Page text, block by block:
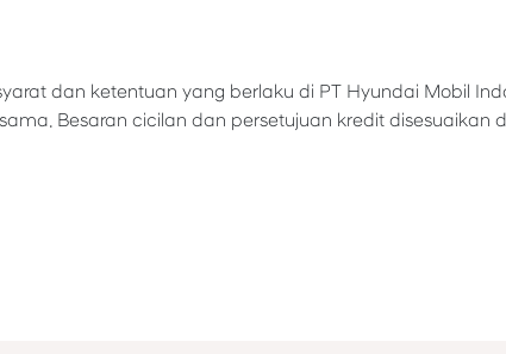
dan ketentuan yang berlaku di PT Hyundai Mobil
Besaran cicilan dan persetujuan kredit disesuaikan